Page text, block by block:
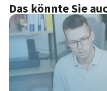
Das könnte Sie